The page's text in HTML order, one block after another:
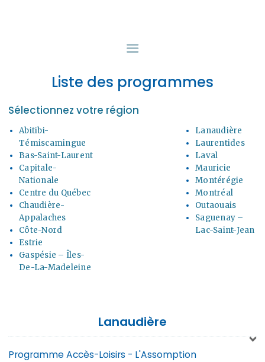
D’ÉQUIPEMENTS
LOISIRS
À PROPOS
NOUS JOINDRE
Liste des programmes
Sélectionnez votre région
Abitibi-
Témiscamingue
Bas-Saint-Laurent
Capitale-
Nationale
Centre du Québec
Chaudière-
Appalaches
Côte-Nord
Estrie
Gaspésie – Îles-
De-La-Madeleine
Lanaudière
Laurentides
Laval
Mauricie
Montérégie
Montréal
Outaouais
Saguenay –
Lac-Saint-Jean
Lanaudière
Programme Accès-Loisirs - L'Assomption